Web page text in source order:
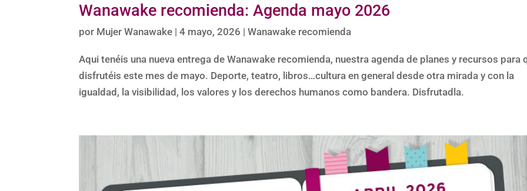
Wanawake recomienda: Agenda mayo 2026
por Mujer Wanawake |4 mayo, 2026 |Wanawake recomienda
Aqui tenéis una nueva entrega de Wanawake recomienda, nuestra agenda de planes y recursos para
disfrutéis este mes de mayo. Deporte, teatro, libros…cultura en general desde otra mirada y con la
igualdad, la visibilidad, los valores y los derechos humanos como bandera. Disfrutadla.